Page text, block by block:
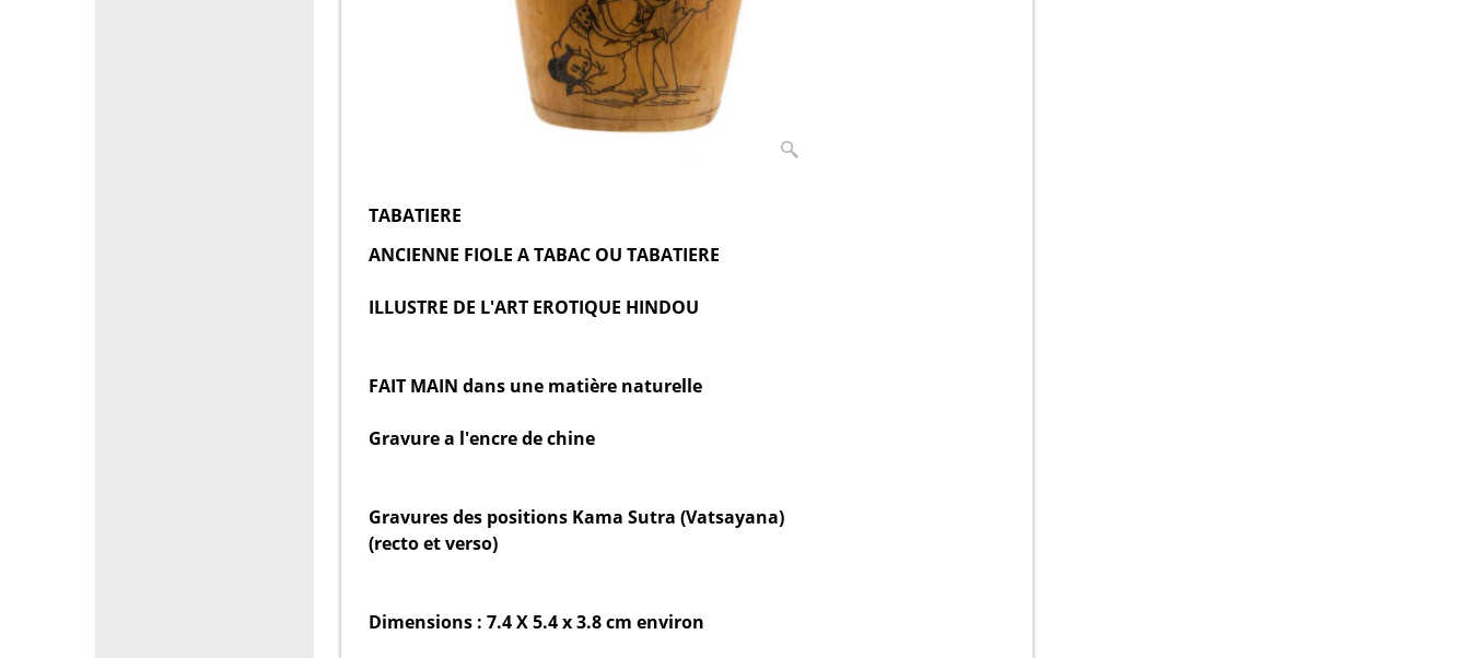
TABATIERE
ANCIENNE FIOLE A TABAC OU TABATIERE
ILLUSTRE DE L'ART EROTIQUE HINDOU
FAIT MAIN dans une matière naturelle
Gravure a l'encre de chine
Gravures des positions Kama Sutra (Vatsayana)
(recto et verso)
Dimensions : 7.4 X 5.4 x 3.8 cm environ